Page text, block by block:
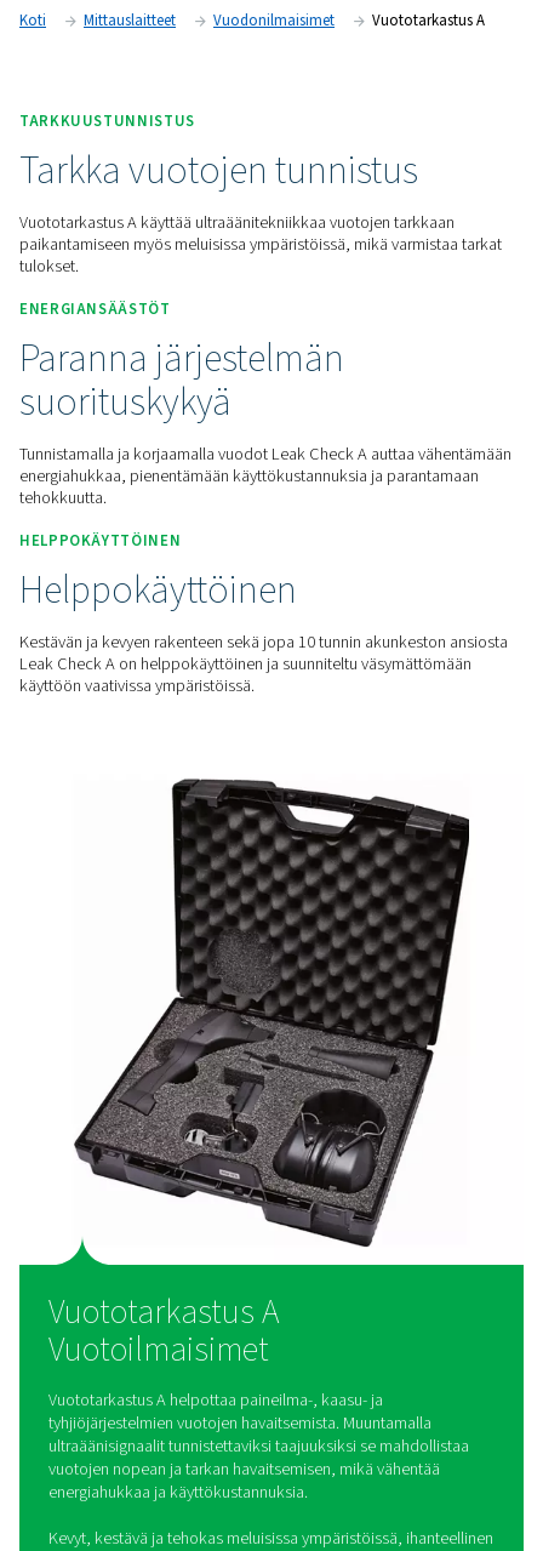
vuodot ultraäänisignaalien avulla. Se on kevyt ja kestävä,
Koti
TARKKUUSTUNNISTUS
Tarkka vuotojen tunnistus
Vuototarkastus A käyttää ultraäänitekniikkaa vuotojen
paikantamiseen myös meluisissa ympäristöissä, mikä
tulokset.
ENERGIANSÄÄSTÖT
Paranna järjestelmän
Tunnistamalla ja korjaamalla vuodot Leak Check A auttaa
energiahukkaa, pienentämään käyttökustannuksia ja
HELPPOKÄYTTÖINEN
Helppokäyttöinen
Kestävän ja kevyen rakenteen sekä jopa 10 tunnin
Leak Check A on helppokäyttöinen ja suunniteltu
käyttöön vaativissa ympäristöissä.